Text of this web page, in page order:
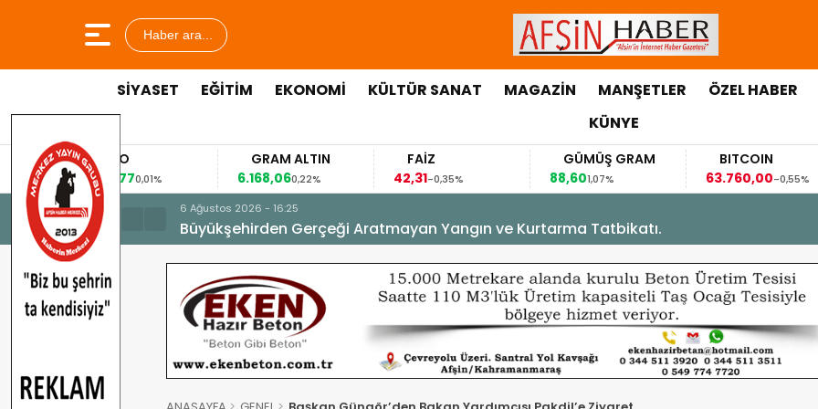
Haber ara...
SİYASET EĞİTİM EKONOMİ KÜLTÜR SANAT MAGAZİN MANŞETLER ÖZEL HABER
KÜNYE
EURO
53,8477
0,01%
GRAM ALTIN
6.168,06
0,22%
FAİZ
42,31
-0,35%
GÜMÜŞ GRAM
1,07%
BITCOIN
63.760,00
-0,55%
63,1184
6 Ağustos 2026 - 16:25
Büyükşehirden Gerçeği Aratmayan Yangın ve Kurtarma Tatbikatı.